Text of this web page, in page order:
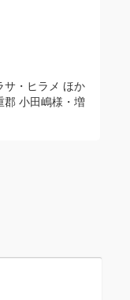
サ・ヒラメ ほか
郡 小田嶋様・増